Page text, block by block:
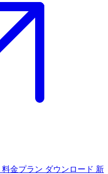
料金プラン ダウンロード 新